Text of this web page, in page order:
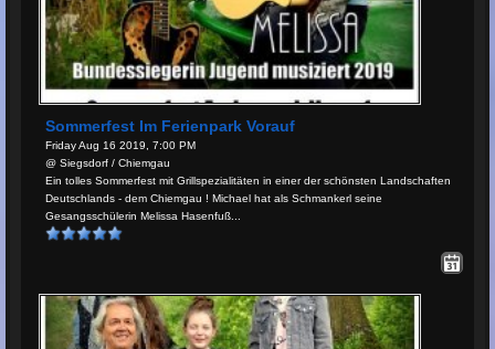
Sommerfest Im Ferienpark Vorauf
Friday Aug 16 2019, 7:00 PM
@ Siegsdorf / Chiemgau
Ein tolles Sommerfest mit Grillspezialitäten in einer der schönsten Landschaften
Deutschlands - dem Chiemgau ! Michael hat als Schmankerl seine
Gesangsschülerin Melissa Hasenfuß...